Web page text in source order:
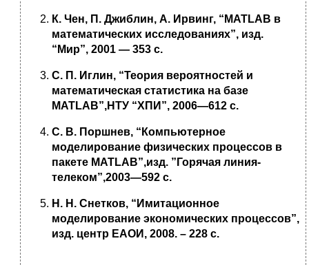
К. Чен, П. Джиблин, А. Ирвинг, “ MATLAB в
математических исследованиях”, изд.
“Мир”, 2001 — 353 c.
С. П. Иглин, “Теория вероятностей и
математическая статистика на базе
MATLAB”,НТУ “ХПИ”, 2006—612 c.
С. В. Поршнев, “Компьютерное
моделирование физических процессов в
пакете MATLAB”,изд. ”Горячая линия-
телеком”,2003—592 с.
Н. Н. Снетков, “Имитационное
моделирование экономических процессов”,
изд. центр ЕАОИ, 2008. – 228 с.